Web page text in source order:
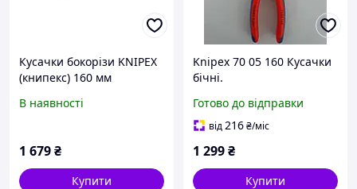
Кусачки бокорізи KNIPEX
(книпекс) 160 мм
діелектричні
В наявності
1 679₴
Купити
Knipex 70 05 160 Кусачки
бічні.
Готово до відправки
від216₴/міс
1 299₴
Купити